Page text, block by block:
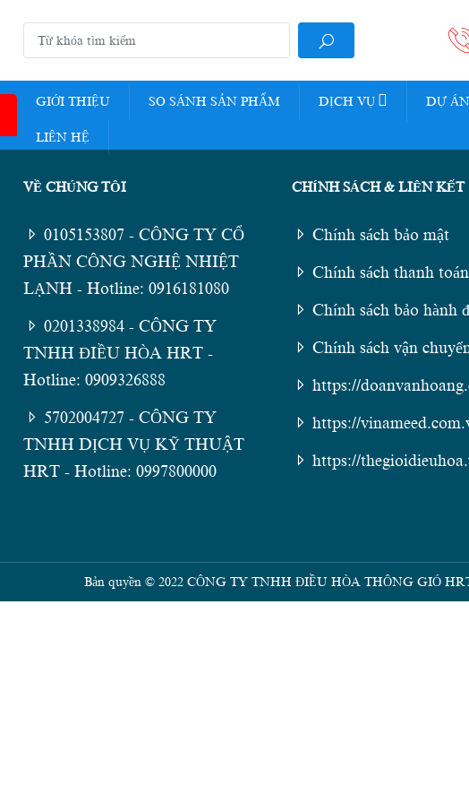
GIỚI THIỆU SO SÁNH SẢN PHẨM DỊCH VỤ DỰ ÁN
LIÊN HỆ
VỀ CHÚNG TÔI
0105153807 - CÔNG TY CỔ
PHẦN CÔNG NGHỆ NHIỆT
LẠNH - Hotline: 0916181080
0201338984 - CÔNG TY
TNHH ĐIỀU HÒA HRT -
Hotline: 0909326888
5702004727 - CÔNG TY
TNHH DỊCH VỤ KỸ THUẬT
HRT - Hotline: 0997800000
CHÍNH SÁCH & LIÊN KẾT
Chính sách bảo mật
Chính sách thanh toán
Chính sách bảo hành
Chính sách vận
https://
https://
https://
Bản quyền © 2022 CÔNG TY TNHH ĐIỀU HÒA THÔNG GIÓ